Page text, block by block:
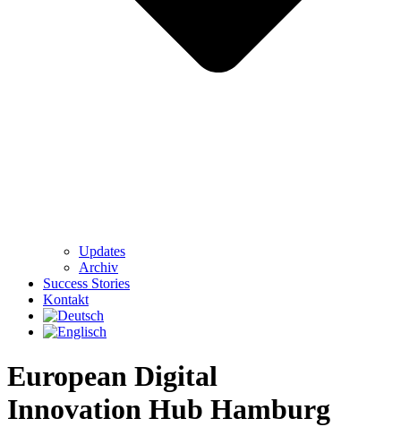
Updates
Archiv
Success Stories
Kontakt
European Digital
Innovation Hub Hamburg